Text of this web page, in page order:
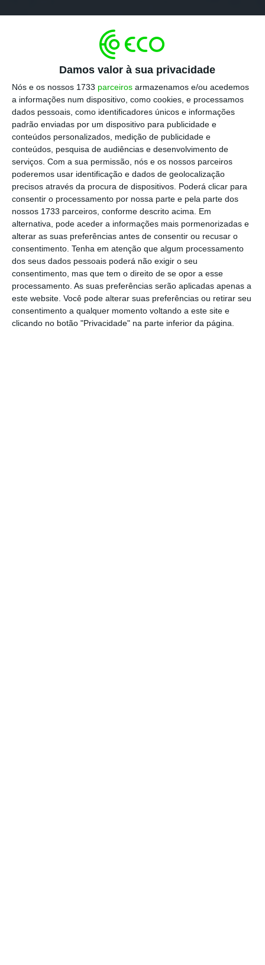
Damos valor à sua privacidade
Nós e os nossos 1733 parceiros armazenamos e/ou acedemos
a informações num dispositivo, como cookies, e processamos
dados pessoais, como identificadores únicos e informações
padrão enviadas por um dispositivo para publicidade e
conteúdos personalizados, medição de publicidade e
conteúdos, pesquisa de audiências e desenvolvimento de
serviços. Com a sua permissão, nós e os nossos parceiros
poderemos usar identificação e dados de geolocalização
precisos através da procura de dispositivos. Poderá clicar para
consentir o processamento por nossa parte e pela parte dos
nossos 1733 parceiros, conforme descrito acima. Em
alternativa, pode aceder a informações mais pormenorizadas e
alterar as suas preferências antes de consentir ou recusar o
consentimento. Tenha em atenção que algum processamento
dos seus dados pessoais poderá não exigir o seu
consentimento, mas que tem o direito de se opor a esse
processamento. As suas preferências serão aplicadas apenas a
este website. Você pode alterar suas preferências ou retirar seu
consentimento a qualquer momento voltando a este site e
clicando no botão "Privacidade" na parte inferior da página.